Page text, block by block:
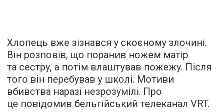
Хлопець вже зізнався у скоєному злочині.
Він розповів, що поранив ножем матір
та сестру, а потім влаштував пожежу. Після
того він перебував у школі. Мотиви
вбивства наразі незрозумілі. Про
це повідомив бельгійський телеканал VRT.